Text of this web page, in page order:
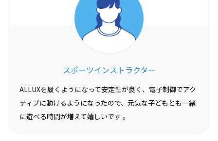
スポーツインストラクター
ALLUXを履くようになって安定性が良く、電子制御でアク
ティブに動けるようになったので、元気な子どもとも一緒
に遊べる時間が増えて嬉しいです 。